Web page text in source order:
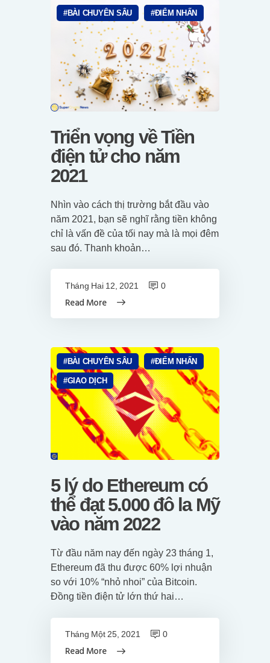
BÀI CHUYÊN SÂU ĐIỂM NHẤN
Triển vọng về Tiền
điện tử cho năm
2021
Nhìn vào cách thị trường bắt đầu vào
năm 2021, bạn sẽ nghĩ rằng tiền không
chỉ là vấn đề của tối nay mà là mọi đêm
sau đó. Thanh khoản…
Read More
Tháng Hai 12, 2021 0
BÀI CHUYÊN SÂU ĐIỂM NHẤN
GIAO DỊCH
5 lý do Ethereum có
thể đạt 5.000 đô la Mỹ
vào năm 2022
Từ đầu năm nay đến ngày 23 tháng 1,
Ethereum đã thu được 60% lợi nhuận
so với 10% “nhỏ nhoi” của Bitcoin.
Đồng tiền điện tử lớn thứ hai…
Read More
Tháng Một 25, 2021 0